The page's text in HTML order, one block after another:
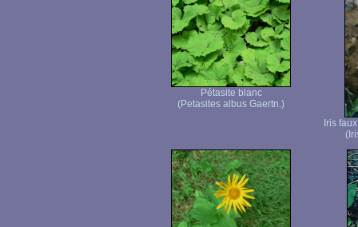
Pétasite blanc
(Petasites albus Gaertn.)
Iris